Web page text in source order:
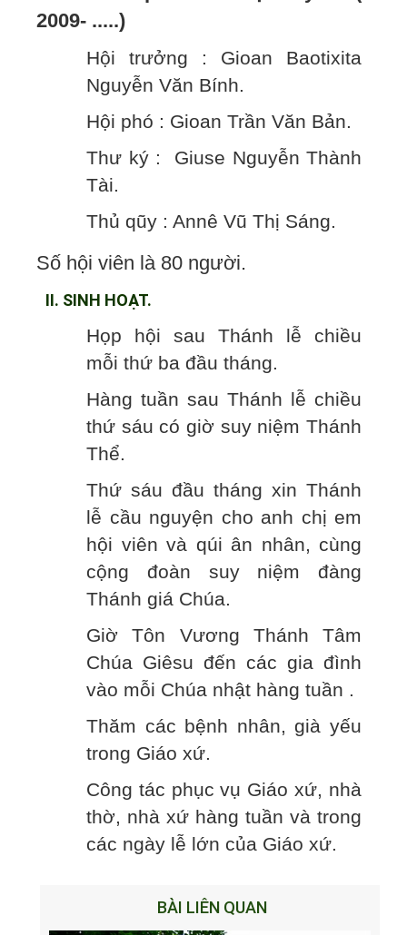
2009- .....)
Hội trưởng : Gioan Baotixita
Nguyễn Văn Bính.
Hội phó : Gioan Trần Văn Bản.
Thư ký : Giuse Nguyễn Thành
Tài.
Thủ qũy : Annê Vũ Thị Sáng.
Số hội viên là 80 người.
II. SINH HOẠT.
Họp hội sau Thánh lễ chiều
mỗi thứ ba đầu tháng.
Hàng tuần sau Thánh lễ chiều
thứ sáu có giờ suy niệm Thánh
Thể.
Thứ sáu đầu tháng xin Thánh
lễ cầu nguyện cho anh chị em
hội viên và qúi ân nhân, cùng
cộng đoàn suy niệm đàng
Thánh giá Chúa.
Giờ Tôn Vương Thánh Tâm
Chúa Giêsu đến các gia đình
vào mỗi Chúa nhật hàng tuần .
Thăm các bệnh nhân, già yếu
trong Giáo xứ.
Công tác phục vụ Giáo xứ, nhà
thờ, nhà xứ hàng tuần và trong
các ngày lễ lớn của Giáo xứ.
BÀI LIÊN QUAN